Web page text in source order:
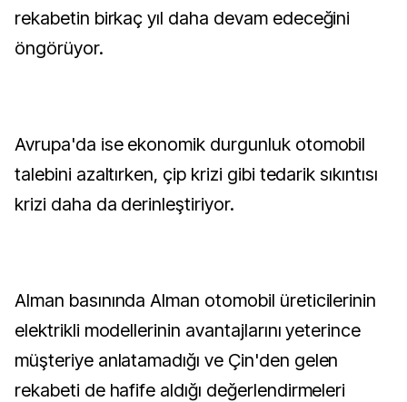
rekabetin birkaç yıl daha devam edeceğini
öngörüyor.
Avrupa'da ise ekonomik durgunluk otomobil
talebini azaltırken, çip krizi gibi tedarik sıkıntısı
krizi daha da derinleştiriyor.
Alman basınında Alman otomobil üreticilerinin
elektrikli modellerinin avantajlarını yeterince
müşteriye anlatamadığı ve Çin'den gelen
rekabeti de hafife aldığı değerlendirmeleri